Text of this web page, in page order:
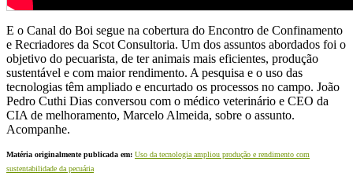
E o Canal do Boi segue na cobertura do Encontro de Confinamento
e Recriadores da Scot Consultoria. Um dos assuntos abordados foi o
objetivo do pecuarista, de ter animais mais eficientes, produção
sustentável e com maior rendimento. A pesquisa e o uso das
tecnologias têm ampliado e encurtado os processos no campo. João
Pedro Cuthi Dias conversou com o médico veterinário e CEO da
CIA de melhoramento, Marcelo Almeida, sobre o assunto.
Acompanhe.
Matéria originalmente publicada em: Uso da tecnologia ampliou produção e rendimento com
sustentabilidade da pecuária